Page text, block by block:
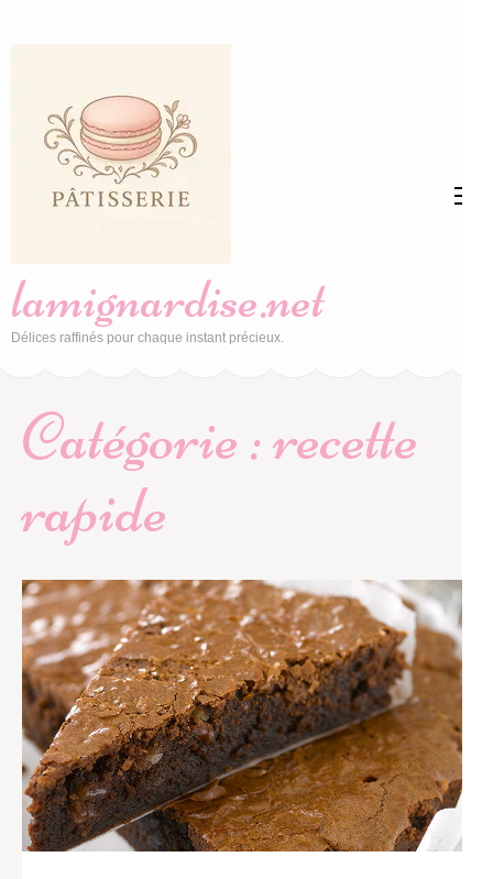
(Pressez
Entrée)
lamignardise.net
Délices raffinés pour chaque instant précieux.
Catégorie :recette
rapide